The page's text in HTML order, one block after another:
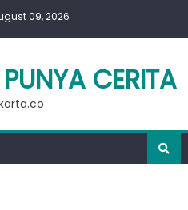
09, 2026
CERITA